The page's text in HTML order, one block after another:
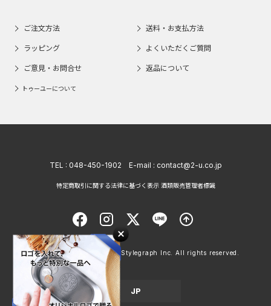
ご注文方法 送料・お支払方法
ラッピング よくいただくご質問
ご意見・お問合せ 返品について
トゥーユーについて
TEL : 048-450-1902 E-mail : contact@2-u.co.jp
特定商取引に関する法律に基づく表示 酒類販売管理者標識
Copyright © 1998 - 2026 Stylegraph Inc. All rights reserved.
JP